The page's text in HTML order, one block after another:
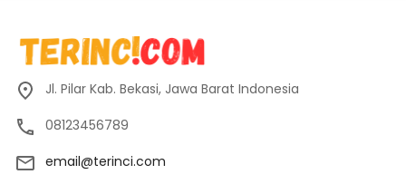
Jl. Pilar Kab. Bekasi, Jawa Barat Indonesia
08123456789
email@terinci.com